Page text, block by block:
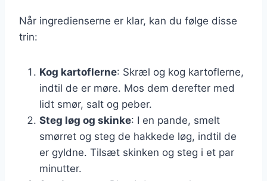
Når ingredienserne er klar, kan du følge disse
trin:
Kog kartoflerne: Skræl og kog kartoflerne,
indtil de er møre. Mos dem derefter med
lidt smør, salt og peber.
Steg løg og skinke: I en pande, smelt
smørret og steg de hakkede løg, indtil de
er gyldne. Tilsæt skinken og steg i et par
minutter.